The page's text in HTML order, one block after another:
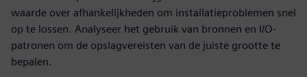
waarde over afhankelijkheden om installatieproblemen snel
op te lossen. Analyseer het gebruik van bronnen en I/O-
patronen om de opslagvereisten van de juiste grootte te
bepalen.